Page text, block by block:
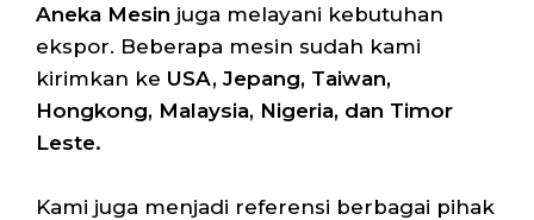
Aneka Mesin juga melayani kebutuhan
ekspor. Beberapa mesin sudah kami
kirimkan ke USA, Jepang, Taiwan,
Hongkong, Malaysia, Nigeria, dan Timor
Leste.
Kami juga menjadi referensi berbagai pihak